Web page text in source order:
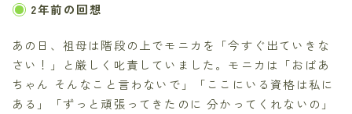
2年前の回想
あの日、祖母は階段の上でモニカを「今すぐ出ていきな
さい！」と厳しく叱責していました。モニカは「おばあ
ちゃん そんなこと言わないで」「ここにいる資格は私に
ある」「ずっと頑張ってきたのに 分かってくれないの」